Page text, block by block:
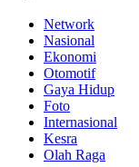
Network
Nasional
Ekonomi
Otomotif
Gaya Hidup
Foto
Internasional
Kesra
Olah Raga